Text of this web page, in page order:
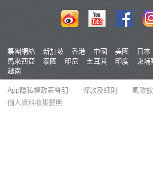
集團網絡 新加坡 香港 中國 美國 日本
馬來西亞
泰國 印尼 土耳其 印度 柬埔
越南
App隱私權政策聲明
條款及細則
風險
個人資料收集聲明